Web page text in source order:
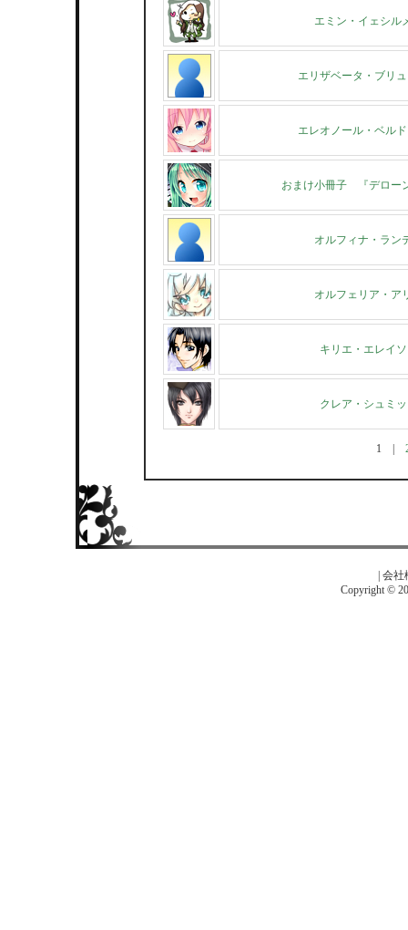
エミン・イェシル
エリザベータ・ブリ
エレオノール・ベル
おまけ小冊子 『デロー
オルフィナ・ラン
オルフェリア・ア
キリエ・エレイ
クレア・シュミ
1
会社
Copyright ©